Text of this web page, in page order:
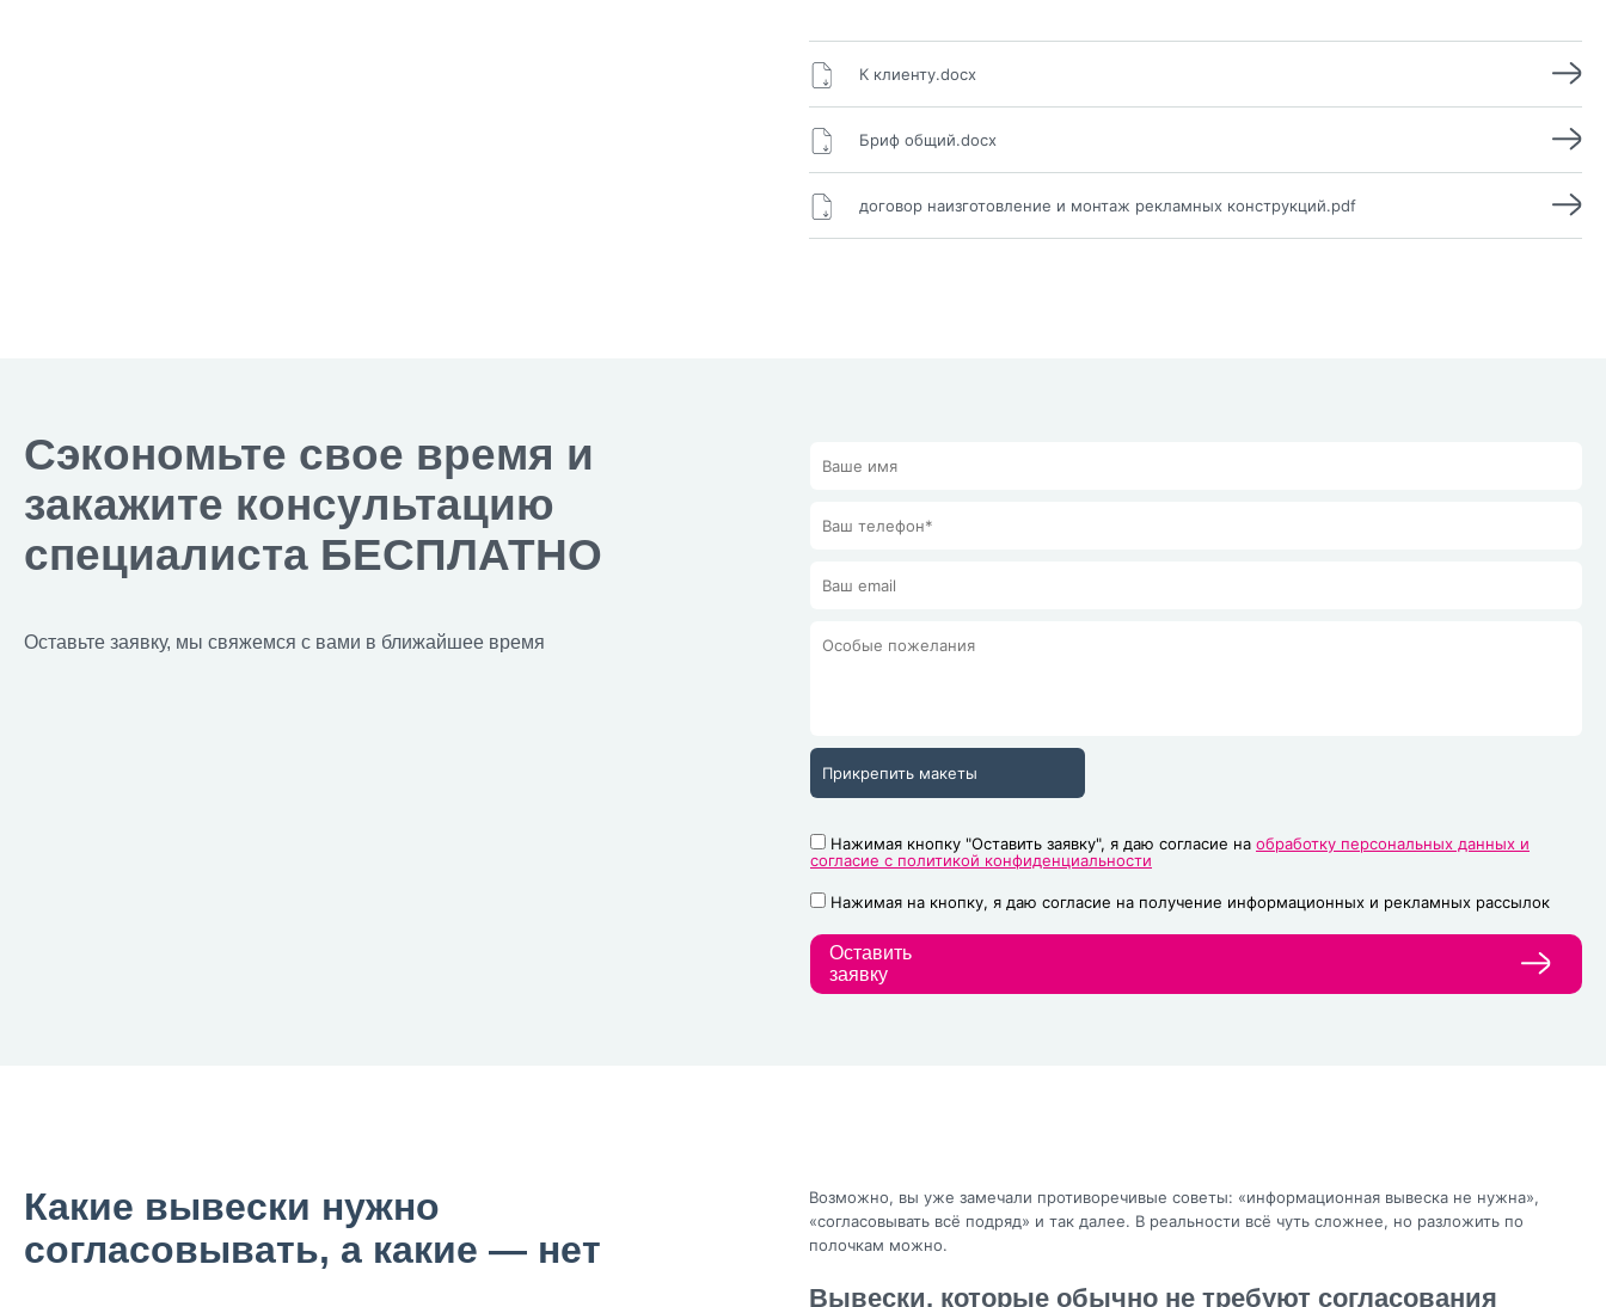
К клиенту.docx
Бриф общий.docx
договор наизготовление и монтаж рекламных конструкций.pdf
Сэкономьте свое время и
закажите консультацию
специалиста БЕСПЛАТНО
Оставьте заявку, мы свяжемся с вами в ближайшее время
Прикрепить макеты
Нажимая кнопку "Оставить заявку", я даю согласие на обработку персональных данных и
согласие с политикой конфиденциальности
Нажимая на кнопку, я даю согласие на получение информационных и рекламных рассылок
Оставить
заявку
Какие вывески нужно
согласовывать, а какие — нет
Возможно, вы уже замечали противоречивые советы: «информационная вывеска не нужна»,
«согласовывать всё подряд» и так далее. В реальности всё чуть сложнее, но разложить по
полочкам можно.
Вывески, которые обычно не требуют согласования